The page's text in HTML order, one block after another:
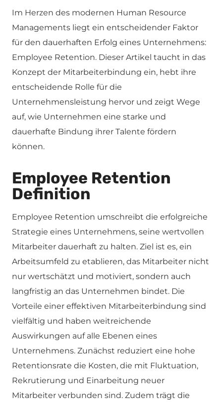
Im Herzen des modernen Human Resource
Managements liegt ein entscheidender Faktor
für den dauerhaften Erfolg eines Unternehmens:
Employee Retention. Dieser Artikel taucht in das
Konzept der Mitarbeiterbindung ein, hebt ihre
entscheidende Rolle für die
Unternehmensleistung hervor und zeigt Wege
auf, wie Unternehmen eine starke und
dauerhafte Bindung ihrer Talente fördern
können.
Employee Retention
Definition
Employee Retention umschreibt die erfolgreiche
Strategie eines Unternehmens, seine wertvollen
Mitarbeiter dauerhaft zu halten. Ziel ist es, ein
Arbeitsumfeld zu etablieren, das Mitarbeiter nicht
nur wertschätzt und motiviert, sondern auch
langfristig an das Unternehmen bindet. Die
Vorteile einer effektiven Mitarbeiterbindung sind
vielfältig und haben weitreichende
Auswirkungen auf alle Ebenen eines
Unternehmens. Zunächst reduziert eine hohe
Retentionsrate die Kosten, die mit Fluktuation,
Rekrutierung und Einarbeitung neuer
Mitarbeiter verbunden sind. Zudem trägt die